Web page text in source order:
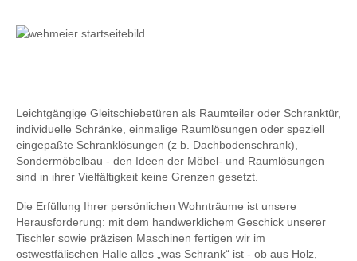
Leichtgängige Gleitschiebetüren als Raumteiler oder Schranktür,
individuelle Schränke, einmalige Raumlösungen oder speziell
eingepaßte Schranklösungen (z b. Dachbodenschrank),
Sondermöbelbau - den Ideen der Möbel- und Raumlösungen
sind in ihrer Vielfältigkeit keine Grenzen gesetzt.
Die Erfüllung Ihrer persönlichen Wohnträume ist unsere
Herausforderung: mit dem handwerklichem Geschick unserer
Tischler sowie präzisen Maschinen fertigen wir im
ostwestfälischen Halle alles „was Schrank“ ist - ob aus Holz,